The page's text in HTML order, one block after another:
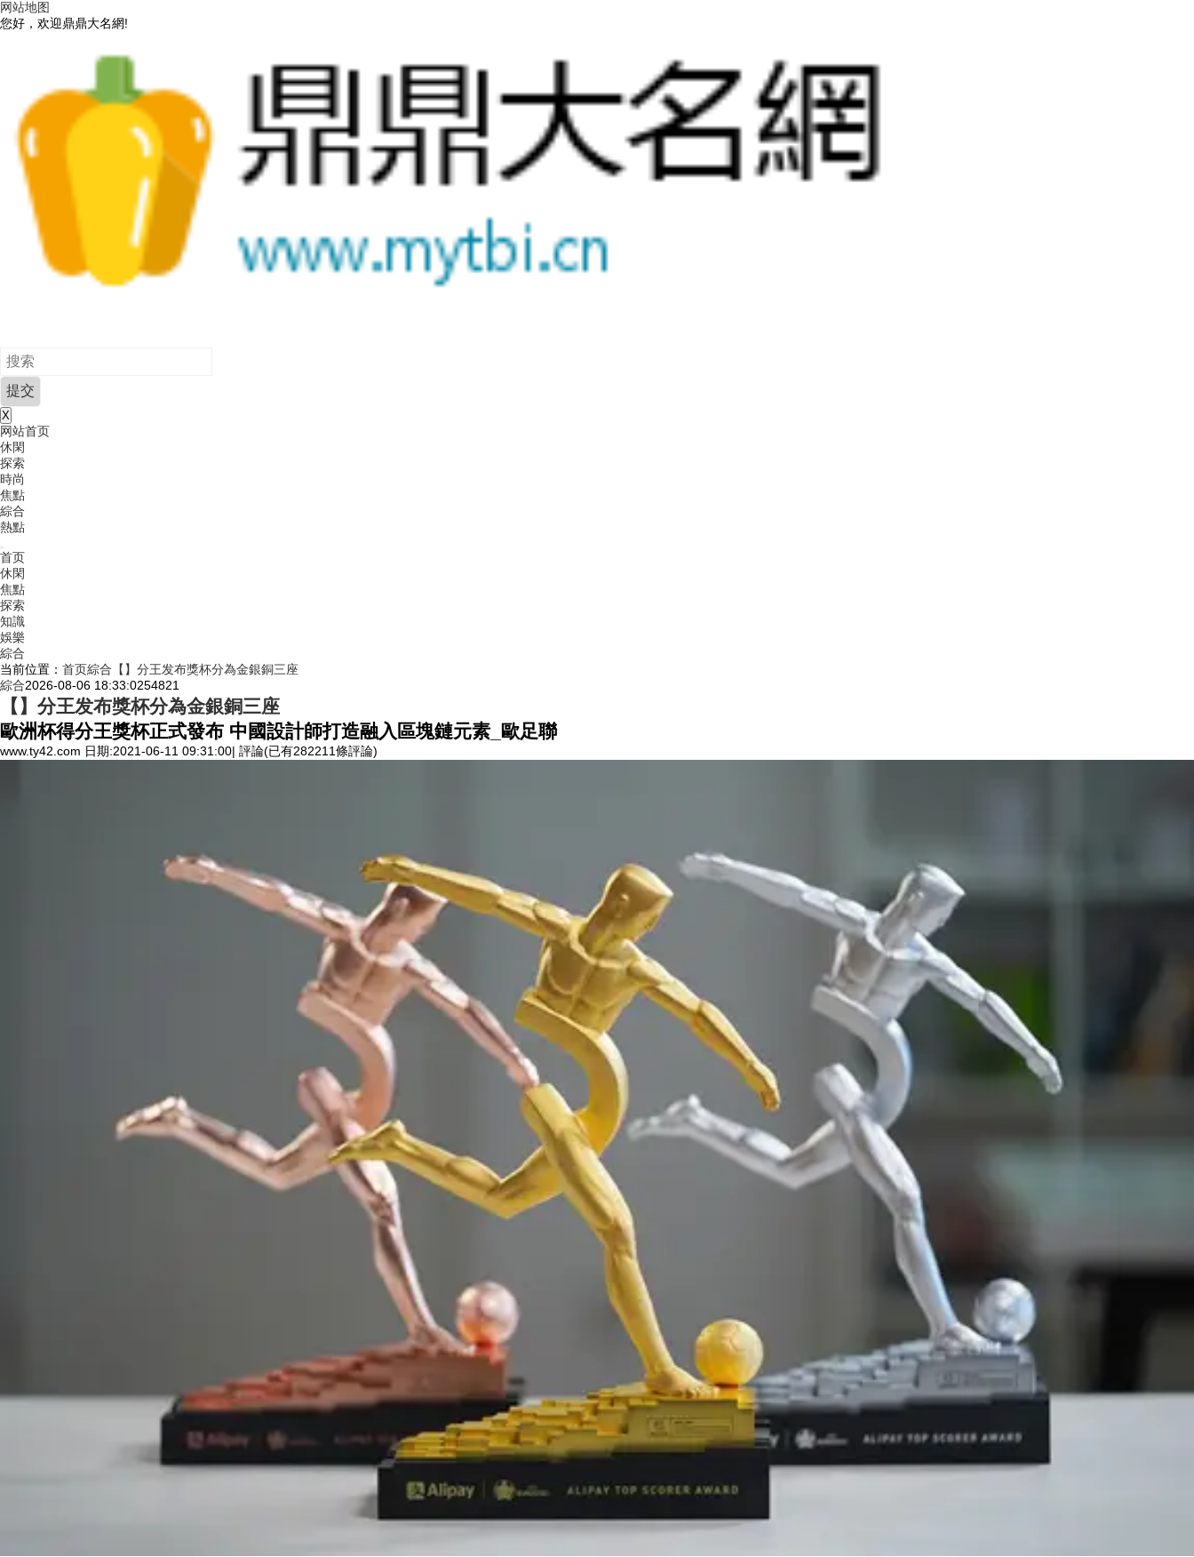
网站地图
您好，欢迎鼎鼎大名網!
X
网站首页
休閑
探索
時尚
焦點
綜合
熱點
首页
休閑
焦點
探索
知識
娛樂
綜合
当前位置： 首页綜合 【】分王发布獎杯分為金銀銅三座
綜合2026-08-06 18:33:0254821
【】分王发布獎杯分為金銀銅三座
歐洲杯得分王獎杯正式發布 中國設計師打造融入區塊鏈元素_歐足聯
www.ty42.com 日期:2021-06-11 09:31:00| 評論(已有282211條評論)